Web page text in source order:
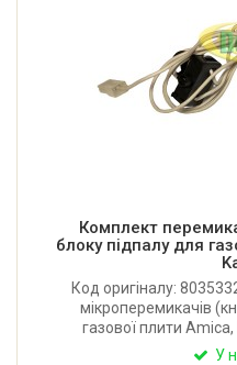
Комплект
блоку підпалу для
Код оригіналу:
мікроперемикачів
газової плити
У